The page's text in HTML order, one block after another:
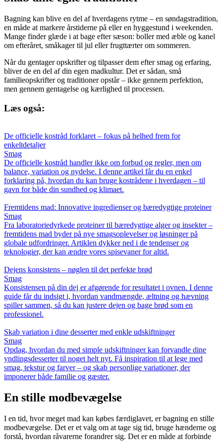
Bagning kan blive en del af hverdagens rytme – en søndagstradition,
en måde at markere årstiderne på eller en hyggestund i weekenden.
Mange finder glæde i at bage efter sæson: boller med æble og kanel
om efteråret, småkager til jul eller frugttærter om sommeren.
Når du gentager opskrifter og tilpasser dem efter smag og erfaring,
bliver de en del af din egen madkultur. Det er sådan, små
familieopskrifter og traditioner opstår – ikke gennem perfektion,
men gennem gentagelse og kærlighed til processen.
Læs også:
De officielle kostråd forklaret – fokus på helhed frem for
enkeltdetaljer
Smag
De officielle kostråd handler ikke om forbud og regler, men om
balance, variation og nydelse. I denne artikel får du en enkel
forklaring på, hvordan du kan bruge kostrådene i hverdagen – til
gavn for både din sundhed og klimaet.
Fremtidens mad: Innovative ingredienser og bæredygtige proteiner
Smag
Fra laboratoriedyrkede proteiner til bæredygtige alger og insekter –
fremtidens mad byder på nye smagsoplevelser og løsninger på
globale udfordringer. Artiklen dykker ned i de tendenser og
teknologier, der kan ændre vores spisevaner for altid.
Dejens konsistens – nøglen til det perfekte brød
Smag
Konsistensen på din dej er afgørende for resultatet i ovnen. I denne
guide får du indsigt i, hvordan vandmængde, æltning og hævning
spiller sammen, så du kan justere dejen og bage brød som en
professionel.
Skab variation i dine desserter med enkle udskiftninger
Smag
Opdag, hvordan du med simple udskiftninger kan forvandle dine
yndlingsdesserter til noget helt nyt. Få inspiration til at lege med
smag, tekstur og farver – og skab personlige variationer, der
imponerer både familie og gæster.
En stille modbevægelse
I en tid, hvor meget mad kan købes færdiglavet, er bagning en stille
modbevægelse. Det er et valg om at tage sig tid, bruge hænderne og
forstå, hvordan råvarerne forandrer sig. Det er en måde at forbinde